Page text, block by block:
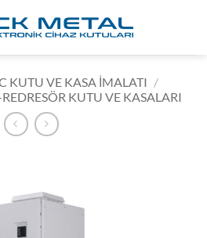
KUTU VE KASA İMALATI /
KUTU VE KASALARI